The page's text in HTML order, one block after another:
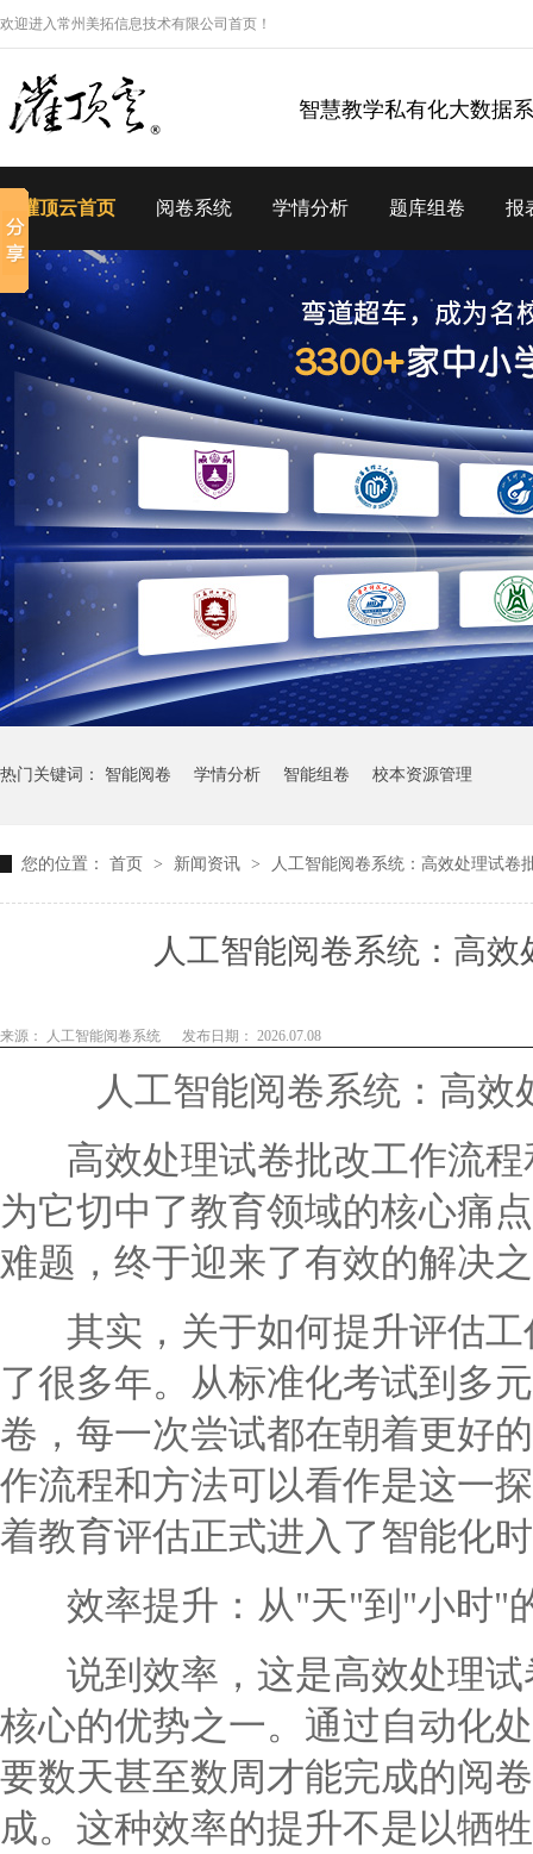
欢迎进入常州美拓信息技术有限公司首页！
智慧教学私有化大数据
灌顶云首页 阅卷系统 学情分析 题库组卷 报
热门关键词： 智能阅卷 学情分析 智能组卷 校本资源管理
您的位置： 首页 > 新闻资讯 > 人工智能阅卷系统：高效处理试卷
人工智能阅卷系统：高
来源： 人工智能阅卷系统 发布日期： 2026.07.08
人工智能阅卷系统：高
高效处理试卷批改工作流程
为它切中了教育领域的核心痛
难题，终于迎来了有效的解决
其实，关于如何提升评估工
了很多年。从标准化考试到多
卷，每一次尝试都在朝着更好
作流程和方法可以看作是这一
着教育评估正式进入了智能化
效率提升：从"天"到"小时"
说到效率，这是高效处理试
核心的优势之一。通过自动化
要数天甚至数周才能完成的阅
成。这种效率的提升不是以牺